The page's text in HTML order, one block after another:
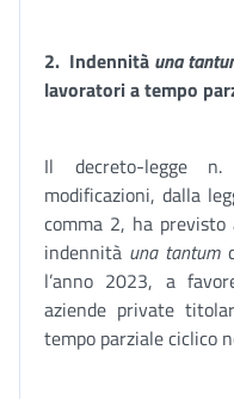
2. Indennità una
lavoratori a tempo
Il decreto-legge
modificazioni, dalla
comma 2, ha
indennità una tantum
l’anno 2023, a
aziende private
tempo parziale ciclico